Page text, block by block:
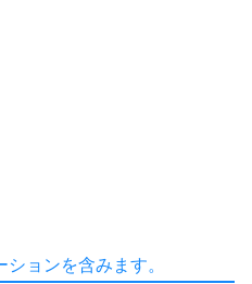
ョンを含みます。